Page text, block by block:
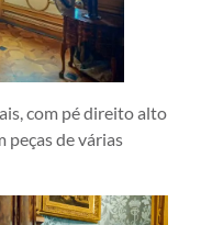
com pé direito alto
peças de várias